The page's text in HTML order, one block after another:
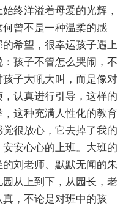
终洋溢着母爱的光辉，
曾不是一种温柔的感
希望，很幸运孩子遇上
孩子不管怎么哭闹，不
子大吼大叫，而是像对
认真进行引导，这样的
这种充满人性化的教育
很放心，它去掉了我的
安心心的上班。大班的
刘老师、默默无闻的朱
从上到下，从园长，老
，不论是对班中的孩